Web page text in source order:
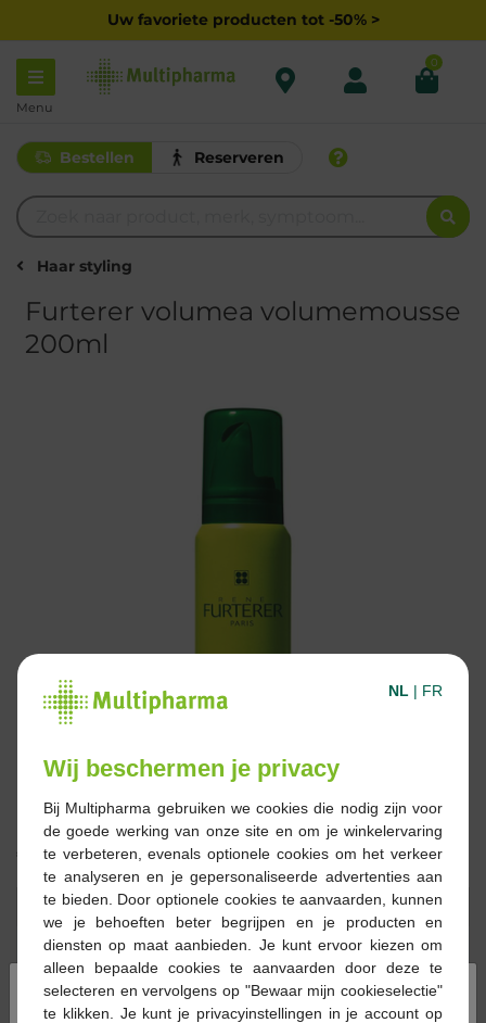
Uw favoriete producten tot -50% >
Menu
0
Bestellen Reserveren
Haar styling
Furterer volumea volumemousse
200ml
€ 24,50
Bestellen Reserveren
Op voorraad online
×
NL | FR
Wij beschermen je privacy
Bij Multipharma gebruiken we cookies die nodig zijn voor
de goede werking van onze site en om je winkelervaring
te verbeteren, evenals optionele cookies om het verkeer
te analyseren en je gepersonaliseerde advertenties aan
te bieden. Door optionele cookies te aanvaarden, kunnen
we je behoeften beter begrijpen en je producten en
diensten op maat aanbieden. Je kunt ervoor kiezen om
alleen bepaalde cookies te aanvaarden door deze te
selecteren en vervolgens op "Bewaar mijn cookieselectie"
te klikken. Je kunt je privacyinstellingen in je account op